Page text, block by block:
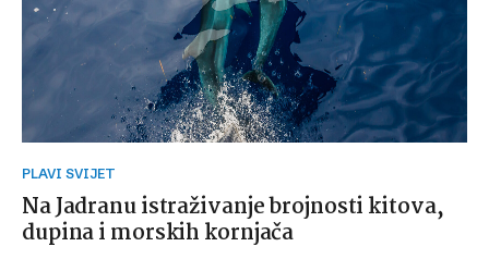
PLAVI SVIJET
Na Jadranu istraživanje brojnosti kitova,
dupina i morskih kornjača